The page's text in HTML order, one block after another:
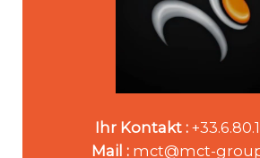
Ihr Kontakt :
Mail : mct@mct-